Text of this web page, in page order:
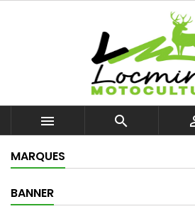
 
MARQUES
BANNER